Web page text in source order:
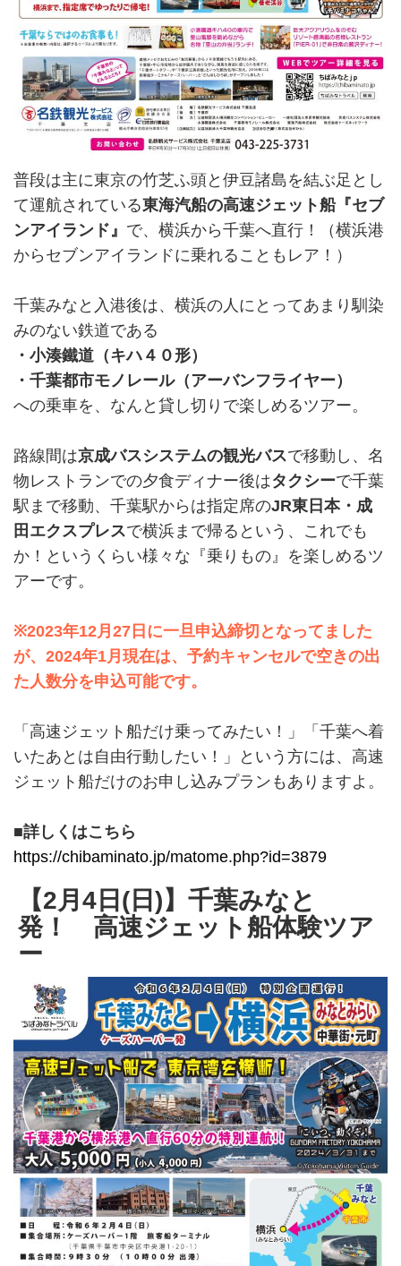
普段は主に東京の竹芝ふ頭と伊豆諸島を結ぶ足とし
て運航されている東海汽船の高速ジェット船『セブ
ンアイランド』 で、横浜から千葉へ直行！（横浜港
からセブンアイランドに乗れることもレア！）
千葉みなと入港後は、横浜の人にとってあまり馴染
みのない鉄道である
・小湊鐵道（キハ４０形）
・千葉都市モノレール（アーバンフライヤー）
への乗車を、なんと貸し切りで楽しめるツアー。
路線間は京成バスシステムの観光バスで移動し、名
物レストランでの夕食ディナー後はタクシーで千葉
駅まで移動、千葉駅からは指定席のJR東日本・成
田エクスプレスで横浜まで帰るという、これでも
か！というくらい様々な『乗りもの』を楽しめるツ
アーです。
※2023年12月27日に一旦申込締切となってました
が、2024年1月現在は、予約キャンセルで空きの出
た人数分を申込可能です。
「高速ジェット船だけ乗ってみたい！」「千葉へ着
いたあとは自由行動したい！」という方には、高速
ジェット船だけのお申し込みプランもありますよ。
■詳しくはこちら
https://chibaminato.jp/matome.php?id=3879
【2月4日(日)】千葉みなと
発！ 高速ジェット船体験ツア
ー